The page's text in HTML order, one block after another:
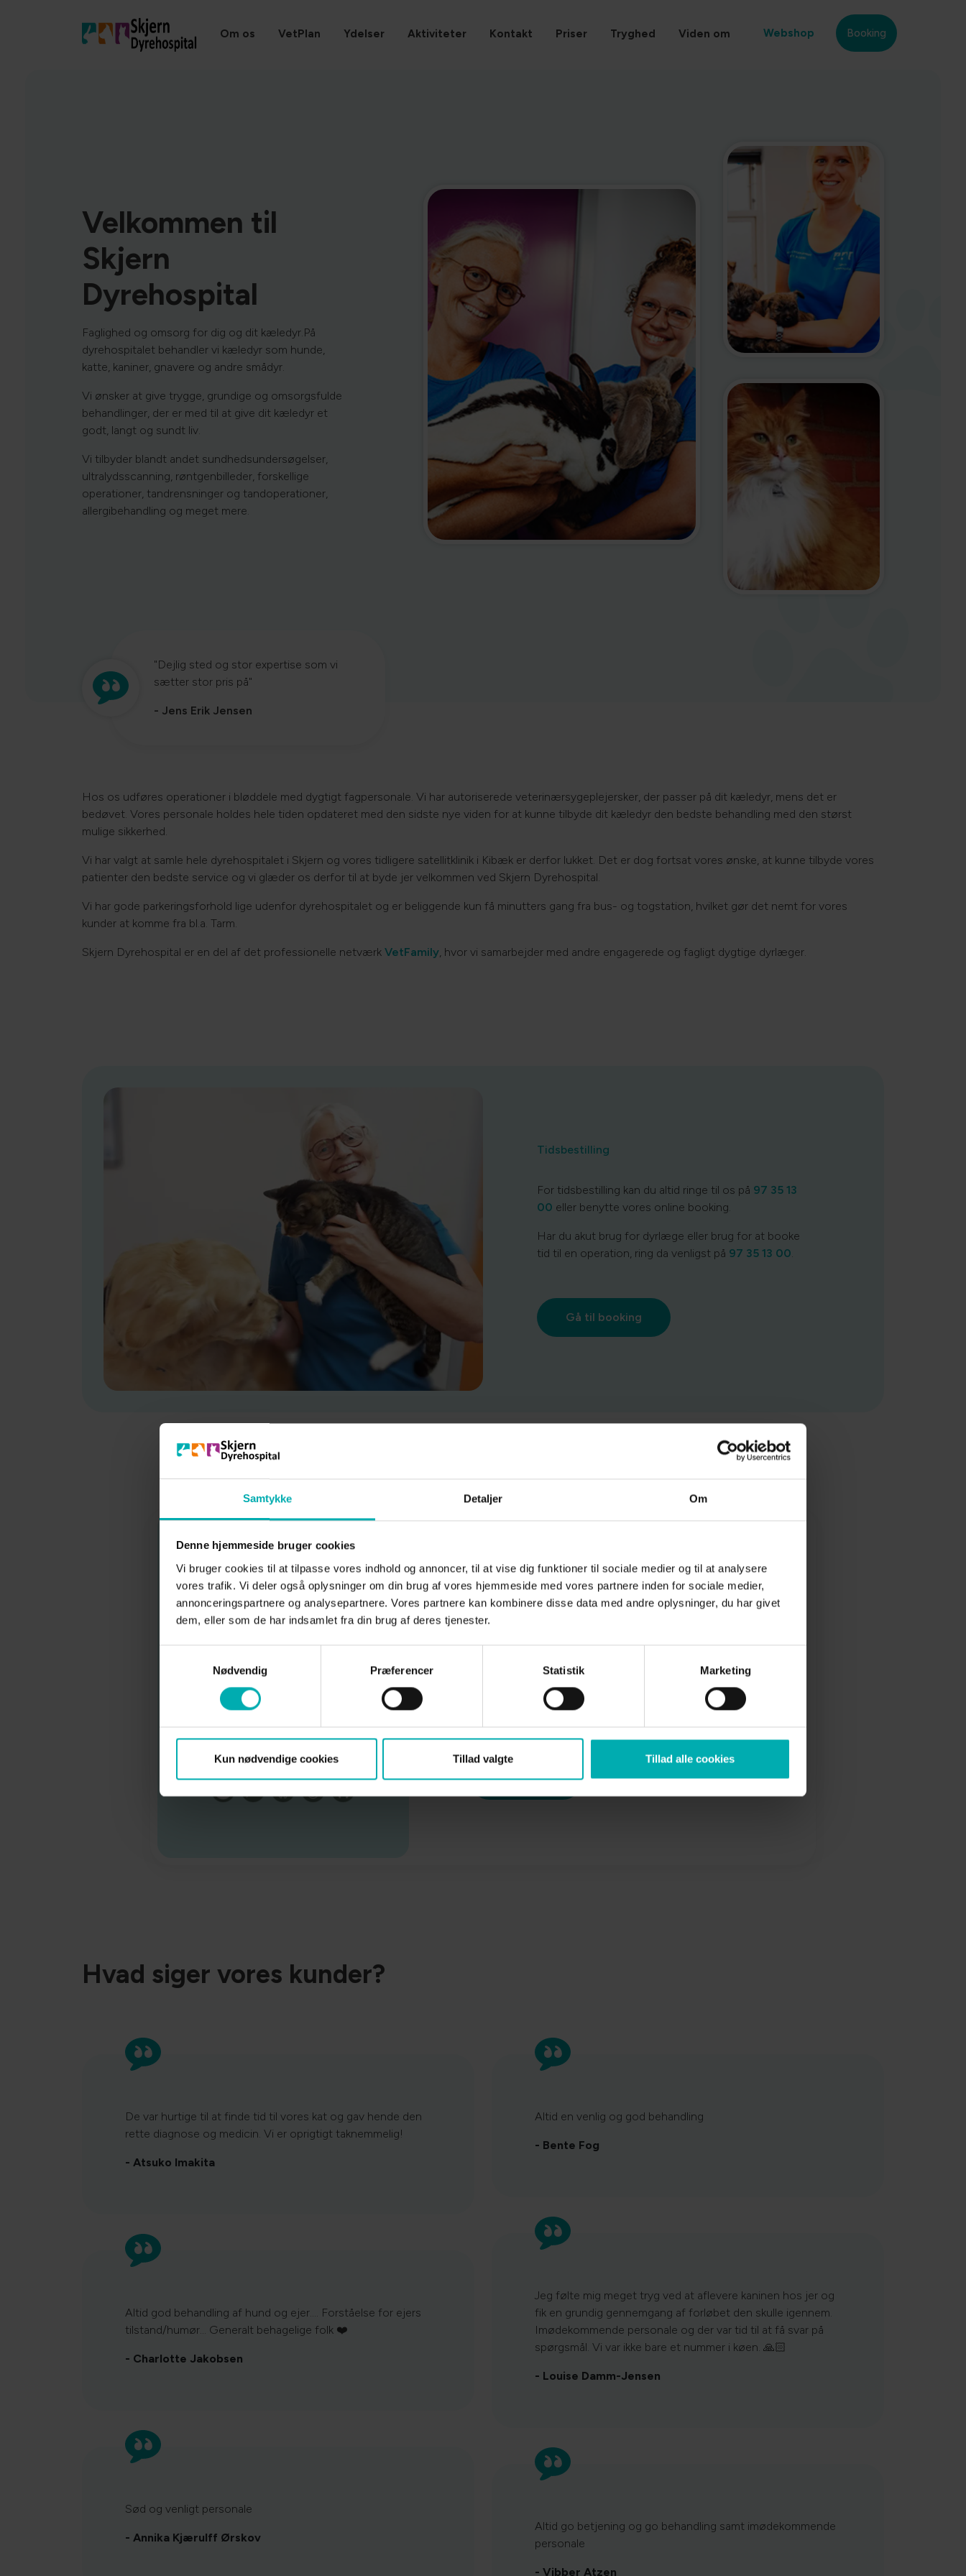
Samtykke Detaljer Om
Denne hjemmeside bruger cookies
Vi bruger cookies til at tilpasse vores indhold og annoncer, til at vise dig funktioner til sociale medier og til at analysere
vores trafik. Vi deler også oplysninger om din brug af vores hjemmeside med vores partnere inden for sociale medier,
annonceringspartnere og analysepartnere. Vores partnere kan kombinere disse data med andre oplysninger, du har givet
dem, eller som de har indsamlet fra din brug af deres tjenester.
Nødvendig
Præferencer Statistik Marketing
Kun nødvendige cookies Tillad valgte Tillad alle cookies
Om os VetPlan Ydelser Aktiviteter Kontakt Priser Tryghed Viden om Webshop Booking
Velkommen til
Skjern
Dyrehospital
Faglighed og omsorg for dig og dit kæledyr.På
dyrehospitalet behandler vi kæledyr som hunde,
katte, kaniner, gnavere og andre smådyr.
Vi ønsker at give trygge, grundige og omsorgsfulde
behandlinger, der er med til at give dit kæledyr et
godt, langt og sundt liv.
Vi tilbyder blandt andet sundhedsundersøgelser,
ultralydsscanning, røntgenbilleder, forskellige
operationer, tandrensninger og tandoperationer,
allergibehandling og meget mere.
"Dejlig sted og stor expertise som vi
sætter stor pris på"
- Jens Erik Jensen
Hos os udføres operationer i bløddele med dygtigt fagpersonale. Vi har autoriserede veterinærsygeplejersker, der passer på dit kæledyr, mens det er
bedøvet. Vores personale holdes hele tiden opdateret med den sidste nye viden for at kunne tilbyde dit kæledyr den bedste behandling med den størst
mulige sikkerhed.
Vi har valgt at samle hele dyrehospitalet i Skjern og vores tidligere satellitklinik i Kibæk er derfor lukket. Det er dog fortsat vores ønske, at kunne tilbyde vores
patienter den bedste service og vi glæder os derfor til at byde jer velkommen ved Skjern Dyrehospital.
Vi har gode parkeringsforhold lige udenfor dyrehospitalet og er beliggende kun få minutters gang fra bus- og togstation, hvilket gør det nemt for vores
kunder at komme fra bl.a. Tarm.
Skjern Dyrehospital er en del af det professionelle netværk VetFamily, hvor vi samarbejder med andre engagerede og fagligt dygtige dyrlæger.
Tidsbestilling
For tidsbestilling kan du altid ringe til os på 97 35 13
00 eller benytte vores online booking.
Har du akut brug for dyrlæge eller brug for at booke
tid til en operation, ring da venligst på 97 35 13 00.
Gå til booking
VetPlan til hunde og katte
For at få mere tryghed og ro i økonomien tilbyder Skjern
En løbende kontrol betyder, at eventuelle sygdomme og
tandproblemer bliver opdaget i god tid. Det er til stor
Læs mere
Hvad siger vores kunder?
De var hurtige til at finde tid til vores kat og gav hende den
rette diagnose og medicin. Vi er oprigtigt taknemmelig!
- Atsuko Imakita
Altid god behandling af hund og ejer.... Forståelse for ejers
tilstand/humør... Generalt behagelige folk ❤️
- Charlotte Jakobsen
Sød og venligt personale
- Annika Kjærulff Ørskov
Altid en venlig og god behandling
- Bente Fog
Jeg følte mig meget tryg ved at aflevere kaninen hos jer og
fik en grundig gennemgang af forløbet den skulle igennem.
Imødekommende personale og der var tid til at få svar på
spørgsmål. Vi var ikke bare et nummer i køen. 🙏🏻
- Louise Damm-Jensen
Altid go betjening og go behandling samt imødekommende
personale
- Vibber Atzen